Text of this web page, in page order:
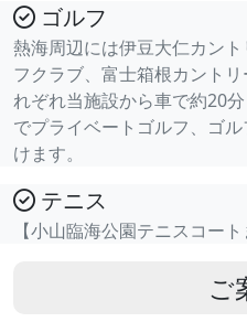
ゴルフ
熱海周辺には伊豆大仁カン
フクラブ、富士箱根カント
れぞれ当施設から車で約20
でプライベートゴルフ、ゴ
けます。
テニス
【小山臨海公園テニスコー
ご